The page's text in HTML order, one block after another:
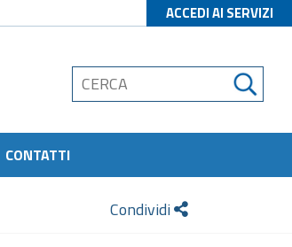
ACCEDI AI SERVIZI
CONTATTI
Condividi